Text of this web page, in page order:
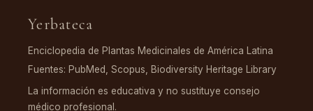
Yerbateca
Enciclopedia de Plantas Medicinales de América Latina
Fuentes: PubMed, Scopus, Biodiversity Heritage Library
La información es educativa y no sustituye consejo
médico profesional.